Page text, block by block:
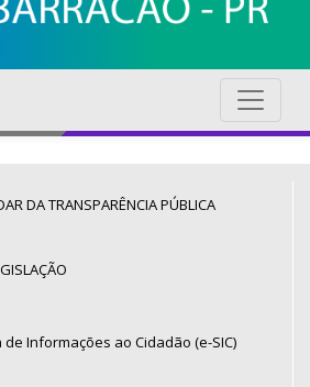
DA TRANSPARÊNCIA PÚBLICA
de Informações ao Cidadão (e-SIC)